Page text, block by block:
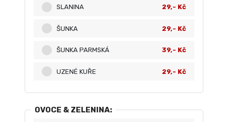
SLANINA 29,- Kč
ŠUNKA 29,- Kč
ŠUNKA PARMSKÁ 39,- Kč
UZENÉ KUŘE 29,- Kč
OVOCE & ZELENINA: